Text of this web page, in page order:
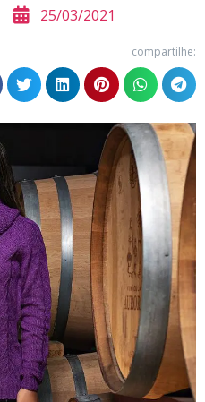
25/03/2021
compartilhe: